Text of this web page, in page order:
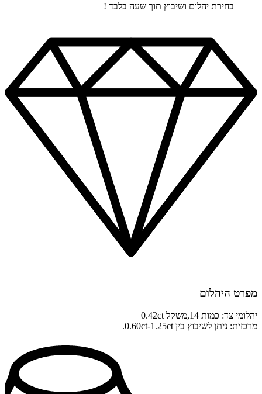
בחירת יהלום ושיבוץ תוך שעה בלבד !
מפרט היהלום
יהלומי צד: כמות 14,משקל 0.42ct
מרכזית: ניתן לשיבוץ בין 0.60ct-1.25ct.